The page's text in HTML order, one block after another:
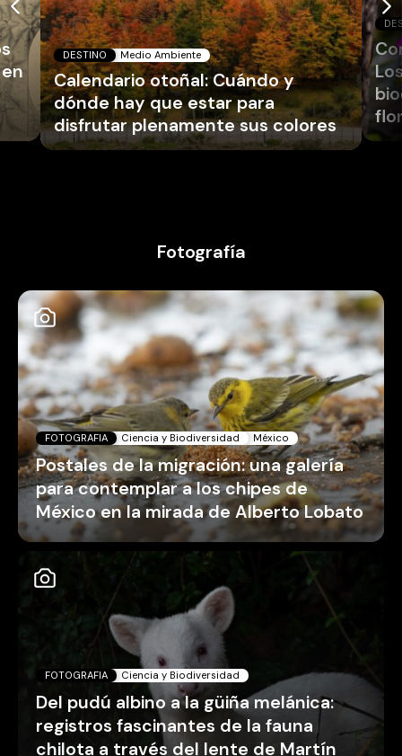
DESTINO Medio Ambiente
Calendario otoñal: Cuándo y
dónde hay que estar para
disfrutar plenamente sus colores
Fotografía
FOTOGRAFIA Ciencia y Biodiversidad México
Postales de la migración: una galería
para contemplar a los chipes de
México en la mirada de Alberto Lobato
FOTOGRAFIA Ciencia y Biodiversidad
Del pudú albino a la güiña melánica:
registros fascinantes de la fauna
chilota a través del lente de Martín